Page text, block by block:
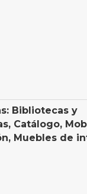
Bibliotecas y
, Catálogo,
, Muebles de